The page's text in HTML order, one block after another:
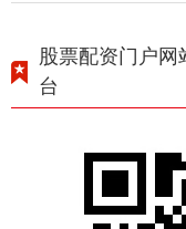
股票配资门户
台